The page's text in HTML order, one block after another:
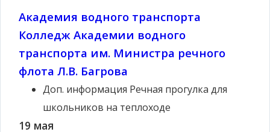
Академия водного транспорта
Колледж Академии водного
транспорта им. Министра речного
флота Л.В. Багрова
Доп. информация Речная прогулка для
школьников на теплоходе
19 мая